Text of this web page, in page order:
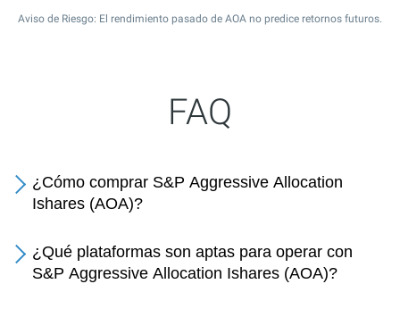
Aviso de Riesgo: El rendimiento pasado de AOA no predice retornos futuros.
FAQ
¿Cómo comprar S&P Aggressive Allocation
Ishares (AOA)?
¿Qué plataformas son aptas para operar con
S&P Aggressive Allocation Ishares (AOA)?